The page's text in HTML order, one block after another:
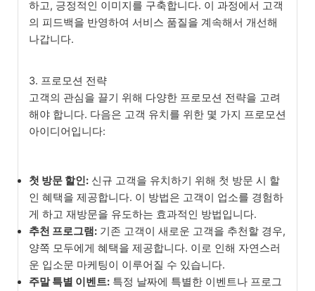
하고, 긍정적인 이미지를 구축합니다. 이 과정에서 고객
의 피드백을 반영하여 서비스 품질을 계속해서 개선해
나갑니다.
3. 프로모션 전략
고객의 관심을 끌기 위해 다양한 프로모션 전략을 고려
해야 합니다. 다음은 고객 유치를 위한 몇 가지 프로모션
아이디어입니다:
첫 방문 할인: 신규 고객을 유치하기 위해 첫 방문 시 할
인 혜택을 제공합니다. 이 방법은 고객이 업소를 경험하
게 하고 재방문을 유도하는 효과적인 방법입니다.
추천 프로그램: 기존 고객이 새로운 고객을 추천할 경우,
양쪽 모두에게 혜택을 제공합니다. 이로 인해 자연스러
운 입소문 마케팅이 이루어질 수 있습니다.
주말 특별 이벤트: 특정 날짜에 특별한 이벤트나 프로그